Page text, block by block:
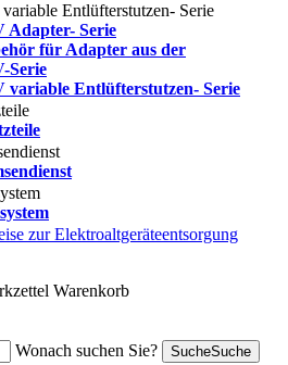
Entlüfterstutzen- Serie
Serie
für Adapter aus der
Serie
Entlüfterstutzen- Serie
zur Elektroaltgeräteentsorgung
Warenkorb
Wonach suchen Sie?
SucheSuche